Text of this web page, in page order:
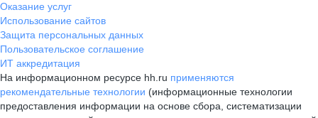
Оказание услуг
Использование сайтов
Защита персональных данных
Пользовательское соглашение
ИТ аккредитация
На информационном ресурсе hh.ru применяются
рекомендательные технологии (информационные технологии
предоставления информации на основе сбора, систематизации